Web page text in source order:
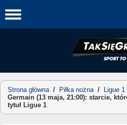
to
Strona główna/ Piłka nożna/ Ligue 1
Germain (13 maja, 21:00): starcie,
tytuł Ligue 1